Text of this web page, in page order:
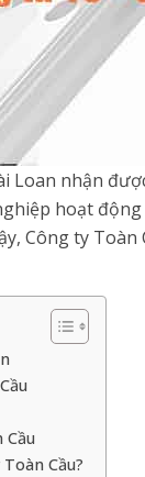
nhận
hoạt
Công ty
Cầu?